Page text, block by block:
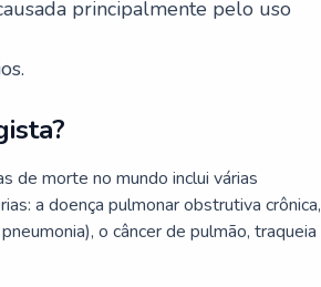
principalmente pelo uso
de morte no mundo inclui várias
a doença pulmonar obstrutiva crônica,
o câncer de pulmão, traqueia